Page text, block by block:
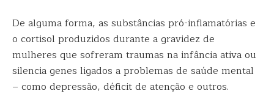
De alguma forma, as substâncias pró-inflamatórias e
o cortisol produzidos durante a gravidez de
mulheres que sofreram traumas na infância ativa ou
silencia genes ligados a problemas de saúde mental
– como depressão, déficit de atenção e outros.